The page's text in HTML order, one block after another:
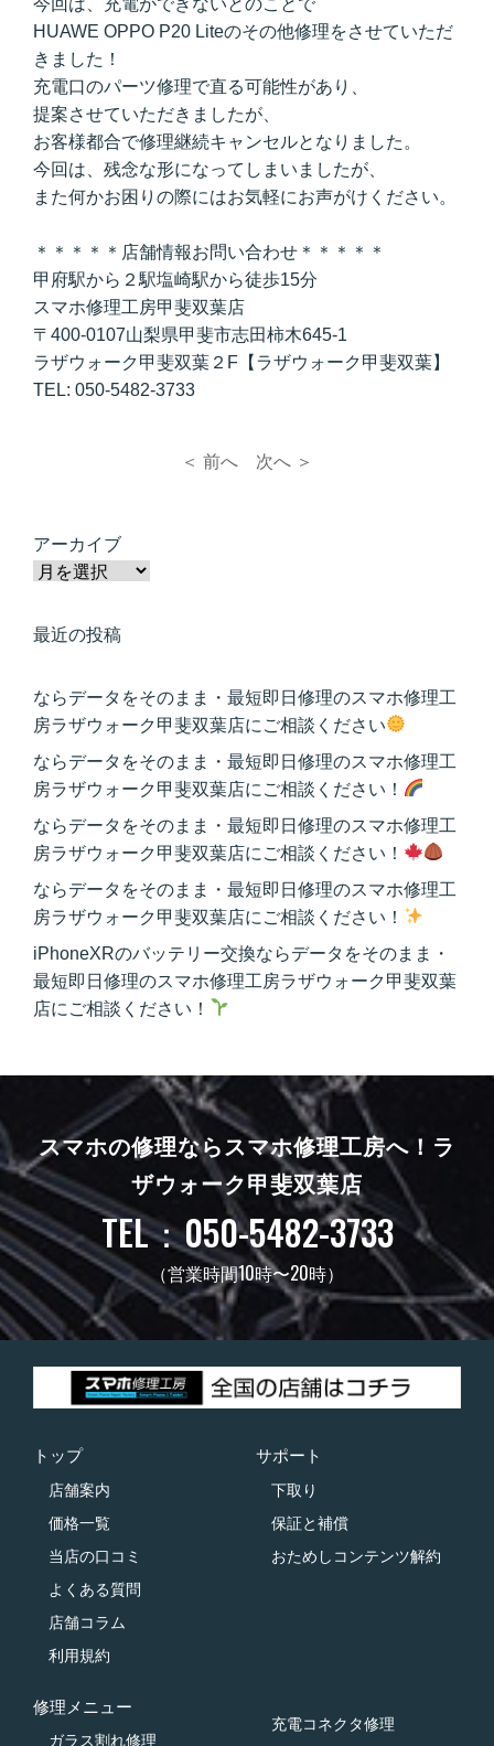
HUAWE OPPO P20 Liteのその他修理をさせていただ
きました！
充電口のパーツ修理で直る可能性があり、
提案させていただきましたが、
お客様都合で修理継続キャンセルとなりました。
今回は、残念な形になってしまいましたが、
また何かお困りの際にはお気軽にお声がけください。
＊＊＊＊＊店舗情報お問い合わせ＊＊＊＊＊
甲府駅から２駅塩崎駅から徒歩15分
スマホ修理工房甲斐双葉店
〒400-0107山梨県甲斐市志田柿木645-1
ラザウォーク甲斐双葉２F【ラザウォーク甲斐双葉】
TEL: 050-5482-3733
＜ 前へ 次へ ＞
アーカイブ
最近の投稿
ならデータをそのまま・最短即日修理のスマホ修理工
房ラザウォーク甲斐双葉店にご相談ください
ならデータをそのまま・最短即日修理のスマホ修理工
房ラザウォーク甲斐双葉店にご相談ください！
ならデータをそのまま・最短即日修理のスマホ修理工
房ラザウォーク甲斐双葉店にご相談ください！
ならデータをそのまま・最短即日修理のスマホ修理工
房ラザウォーク甲斐双葉店にご相談ください！
iPhoneXRのバッテリー交換ならデータをそのまま・
最短即日修理のスマホ修理工房ラザウォーク甲斐双葉
店にご相談ください！
スマホの修理ならスマホ修理工房へ！ ラ
ザウォーク甲斐双葉店
TEL：050-5482-3733
（営業時間10時〜20時）
トップ
店舗案内
価格一覧
当店の口コミ
よくある質問
店舗コラム
利用規約
サポート
下取り
保証と補償
おためしコンテンツ解約
修理メニュー
ガラス割れ修理
充電コネクタ修理